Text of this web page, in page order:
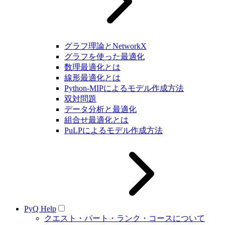
グラフ理論とNetworkX
グラフを使った最適化
数理最適化とは
線形最適化とは
Python-MIPによるモデル作成方法
双対問題
データ分析と最適化
組合せ最適化とは
PuLPによるモデル作成方法
PyQ Help
クエスト・パート・ランク・コースについて